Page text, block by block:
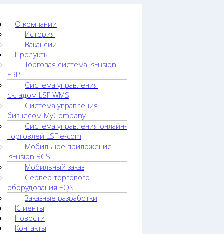
О компании
История
Вакансии
Продукты
Торговая система lsFusion
ERP
Система управления
складом LSF WMS
Система управления
бизнесом MyCompany
Система управления онлайн-
торговлей LSF e-com
Мобильное приложение
lsFusion BCS
Мобильный заказ
Сервер торгового
оборудования EQS
Заказные разработки
Клиенты
Новости
Контакты